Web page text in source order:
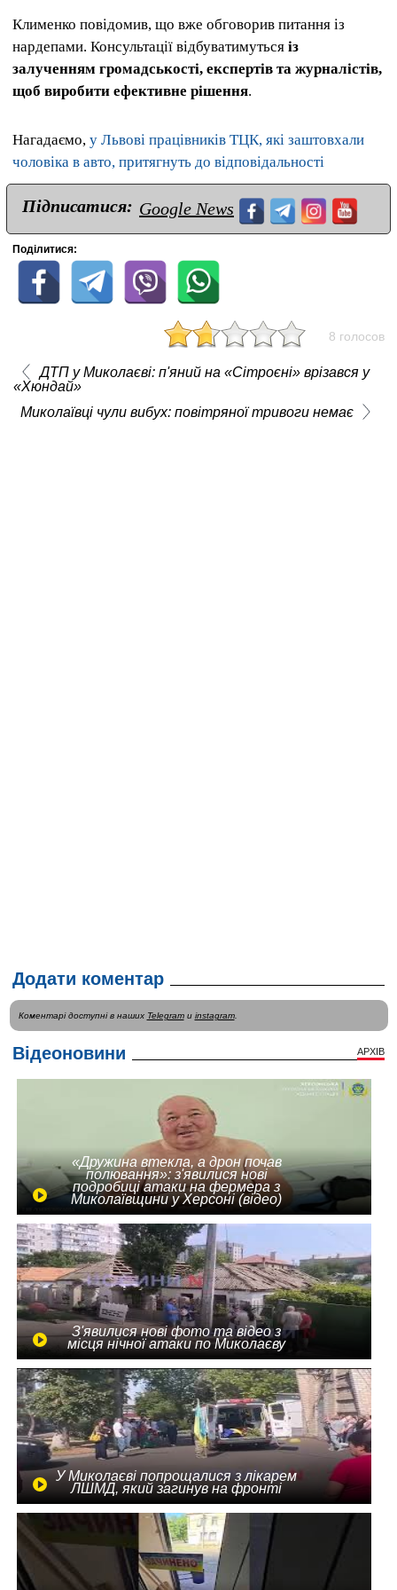
Клименко повідомив, що вже обговорив питання із
нардепами. Консультації відбуватимуться із
залученням громадськості, експертів та журналістів,
щоб виробити ефективне рішення.
Нагадаємо, у Львові працівників ТЦК, які заштовхали
чоловіка в авто, притягнуть до відповідальності
Підписатися: Google News
Поділитися:
8 голосов
ДТП у Миколаєві: п'яний на «Сітроєні» врізався у
«Хюндай»
Миколаївці чули вибух: повітряної тривоги немає
Додати коментар
Коментарі доступні в наших Telegramи instagram.
Відеоновини АРХІВ
«Дружина втекла, а дрон почав
полювання»: з'явилися нові
подробиці атаки на фермера з
Миколаївщини у Херсоні (відео)
З'явилися нові фото та відео з
місця нічної атаки по Миколаєву
У Миколаєві попрощалися з лікарем
ЛШМД, який загинув на фронті